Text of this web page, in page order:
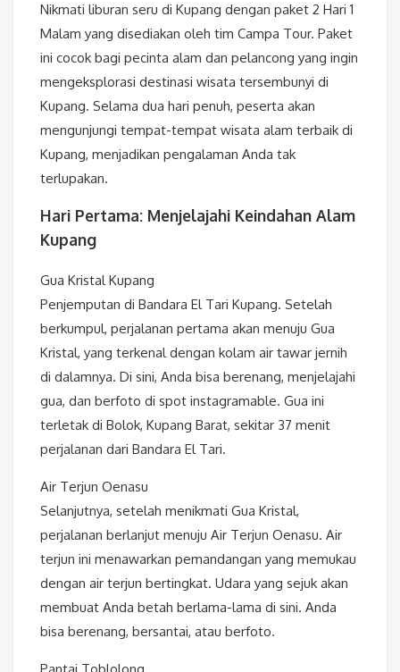
Nikmati liburan seru di Kupang dengan paket 2 Hari 1
Malam yang disediakan oleh tim Campa Tour. Paket
ini cocok bagi pecinta alam dan pelancong yang ingin
mengeksplorasi destinasi wisata tersembunyi di
Kupang. Selama dua hari penuh, peserta akan
mengunjungi tempat-tempat wisata alam terbaik di
Kupang, menjadikan pengalaman Anda tak
terlupakan.
Hari Pertama: Menjelajahi Keindahan Alam
Kupang
Gua Kristal Kupang
Penjemputan di Bandara El Tari Kupang. Setelah
berkumpul, perjalanan pertama akan menuju Gua
Kristal, yang terkenal dengan kolam air tawar jernih
di dalamnya. Di sini, Anda bisa berenang, menjelajahi
gua, dan berfoto di spot instagramable. Gua ini
terletak di Bolok, Kupang Barat, sekitar 37 menit
perjalanan dari Bandara El Tari.
Air Terjun Oenasu
Selanjutnya, setelah menikmati Gua Kristal,
perjalanan berlanjut menuju Air Terjun Oenasu. Air
terjun ini menawarkan pemandangan yang memukau
dengan air terjun bertingkat. Udara yang sejuk akan
membuat Anda betah berlama-lama di sini. Anda
bisa berenang, bersantai, atau berfoto.